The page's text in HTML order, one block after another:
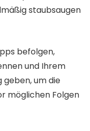
staubsaugen
befolgen,
und Ihrem
geben, um die
möglichen Folgen